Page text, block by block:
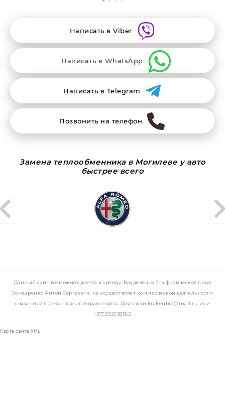
Написать в Viber
Написать в WhatsApp
Написать в Telegram
Позвонить на телефон
Замена теплообменника в Могилеве у авто
быстрее всего
Данный сайт возможно сдается в аренду. Владелец сайта физическое лицо
Бондаренко Антон Сергеевич, не осуществляет коммерческой деятельности
связанной с ремонтом автотранспорта. Для связи krakenbiz@mail.ru или
+375292538562
Карта сайта XML